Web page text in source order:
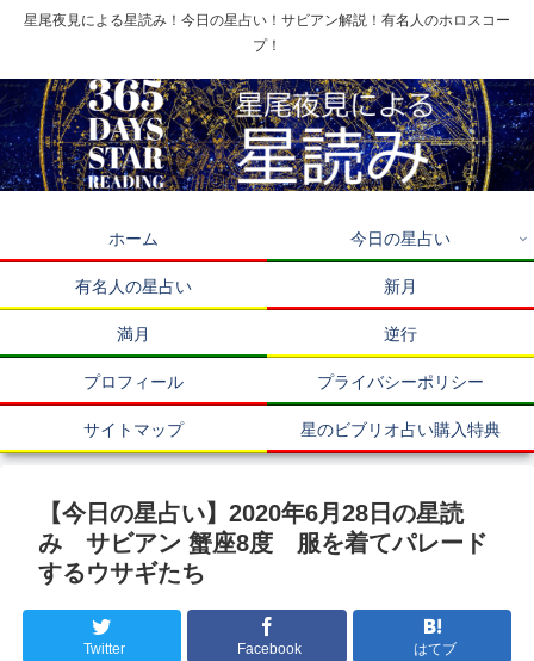
星尾夜見による星読み！今日の星占い！サビアン解説！有名人のホロスコー
プ！
ホーム 今日の星占い
有名人の星占い 新月
満月 逆行
プロフィール プライバシーポリシー
サイトマップ 星のビブリオ占い購入特典
【今日の星占い】2020年6月28日の星読
み サビアン 蟹座8度 服を着てパレード
するウサギたち
Twitter Facebook はてブ